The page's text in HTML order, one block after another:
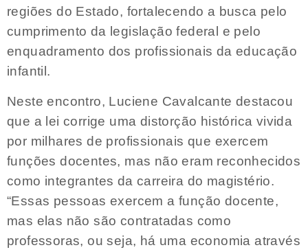
regiões do Estado, fortalecendo a busca pelo
cumprimento da legislação federal e pelo
enquadramento dos profissionais da educação
infantil.
Neste encontro, Luciene Cavalcante destacou
que a lei corrige uma distorção histórica vivida
por milhares de profissionais que exercem
funções docentes, mas não eram reconhecidos
como integrantes da carreira do magistério.
“Essas pessoas exercem a função docente,
mas elas não são contratadas como
professoras, ou seja, há uma economia através